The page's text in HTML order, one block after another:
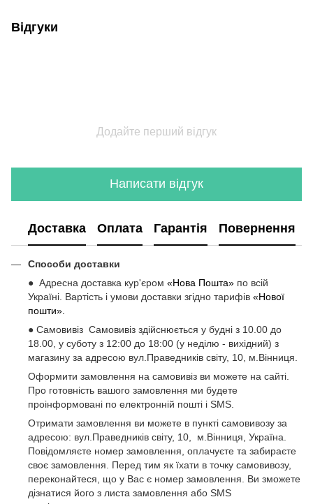
Відгуки
Додайте перший відгук
Написати відгук
Доставка Оплата Гарантія Повернення
Способи доставки
● Адресна доставка кур'єром «Нова Пошта» по всій
Україні. Вартість і умови доставки згідно тарифів «Нової
пошти».
● Самовивіз Самовивіз здійснюється у будні з 10.00 до
18.00, у суботу з 12:00 до 18:00 (у неділю - вихідний) з
магазину за адресою вул.Праведників світу, 10, м.Вінниця.
Оформити замовлення на самовивіз ви можете на сайті.
Про готовність вашого замовлення ми будете
проінформовані по електронній пошті і SMS.
Отримати замовлення ви можете в пункті самовивозу за
адресою: вул.Праведників світу, 10, м.Вінниця, Україна.
Повідомляєте номер замовлення, оплачуєте та забираєте
своє замовлення. Перед тим як їхати в точку самовивозу,
переконайтеся, що у Вас є номер замовлення. Ви зможете
дізнатися його з листа замовлення або SMS